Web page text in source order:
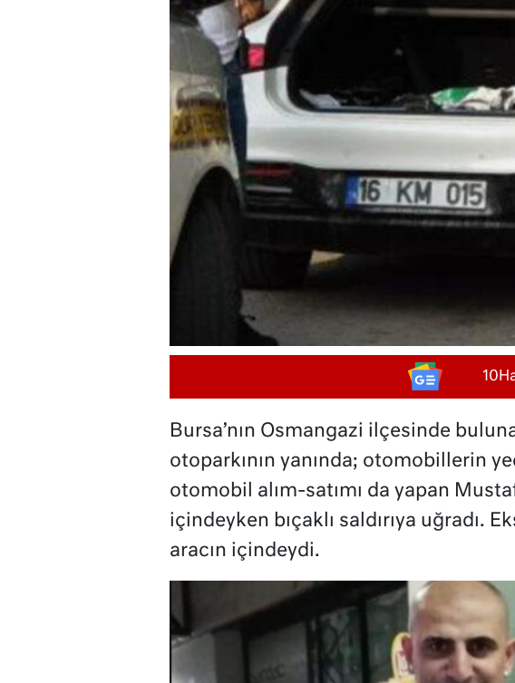
Bursa’nın Osmangazi ilçesinde
otoparkının yanında; otomobillerin
otomobil alım-satımı da yapan
içindeyken bıçaklı saldırıya uğradı.
aracın içindeydi.